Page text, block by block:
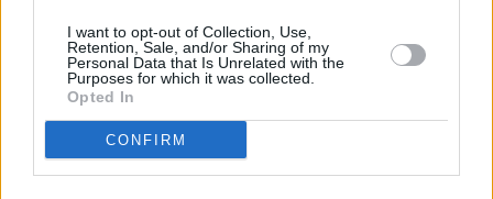
I want to opt-out of Collection, Use,
Retention, Sale, and/or Sharing of my
Personal Data that Is Unrelated with the
Purposes for which it was collected.
Opted In
CONFIRM
También habrá unasalida no competitiva
'chinijos' de 50 metros distancia (16:45 hrs).Oliver
Acuña(miembro del Club Vulcano, organizadores
de la prueba), contó losdetallesde esta sexta
edición de la travesía en Radio Marca Lanzarote.